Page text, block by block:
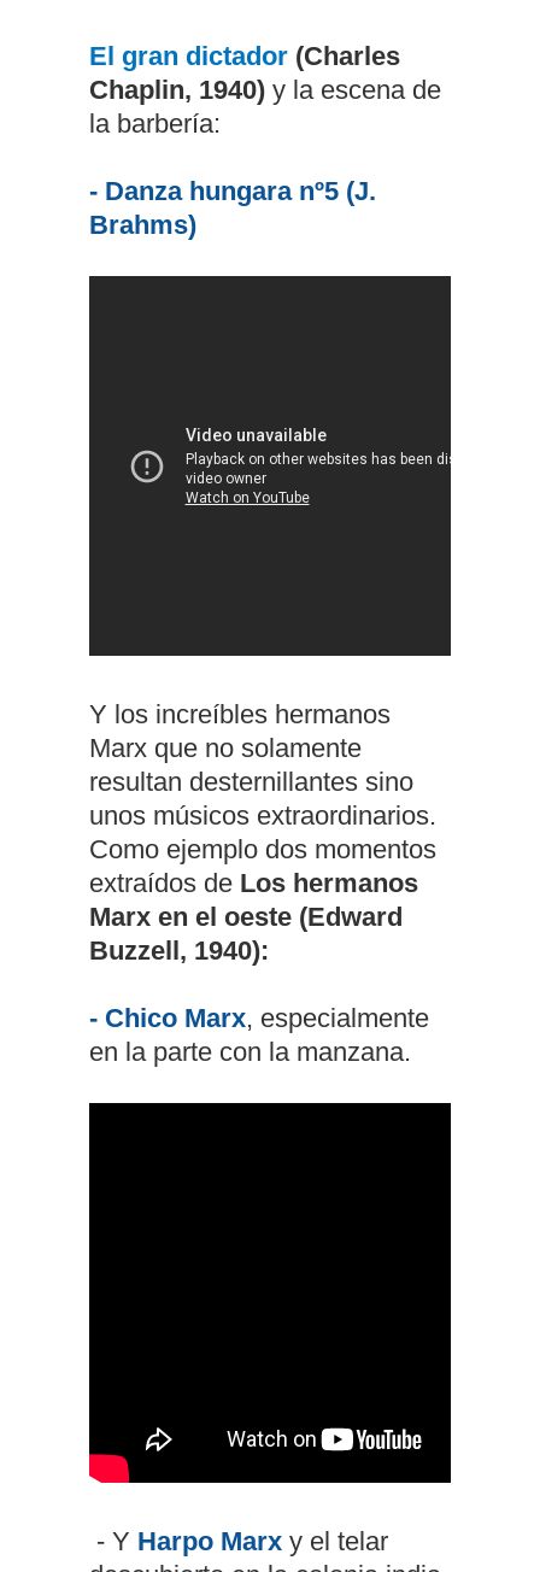
El gran dictador (Charles
Chaplin, 1940) y la escena de
la barbería:
- Danza hungara nº5 (J.
Brahms)
Y los increíbles hermanos
Marx que no solamente
resultan desternillantes sino
unos músicos extraordinarios.
Como ejemplo dos momentos
extraídos de Los hermanos
Marx en el oeste (Edward
Buzzell, 1940):
- Chico Marx, especialmente
en la parte con la manzana.
- Y Harpo Marx y el telar